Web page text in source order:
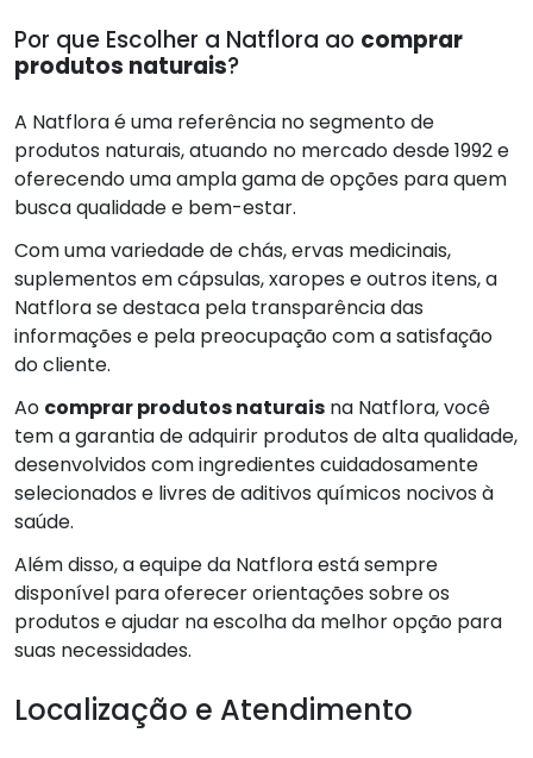
Por que Escolher a Natflora ao comprar
produtos naturais?
A Natflora é uma referência no segmento de
produtos naturais, atuando no mercado desde 1992 e
oferecendo uma ampla gama de opções para quem
busca qualidade e bem-estar.
Com uma variedade de chás, ervas medicinais,
suplementos em cápsulas, xaropes e outros itens, a
Natflora se destaca pela transparência das
informações e pela preocupação com a satisfação
do cliente.
Ao comprar produtos naturais na Natflora, você
tem a garantia de adquirir produtos de alta qualidade,
desenvolvidos com ingredientes cuidadosamente
selecionados e livres de aditivos químicos nocivos à
saúde.
Além disso, a equipe da Natflora está sempre
disponível para oferecer orientações sobre os
produtos e ajudar na escolha da melhor opção para
suas necessidades.
Localização e Atendimento